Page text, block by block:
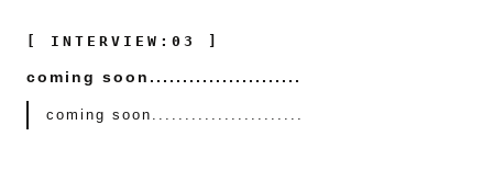
[ INTERVIEW:03 ]
coming soon.......................
coming soon.......................